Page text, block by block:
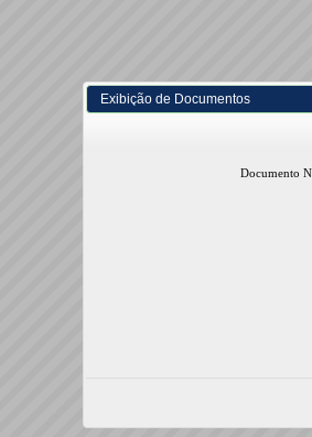
Exibição de Documentos
Documento